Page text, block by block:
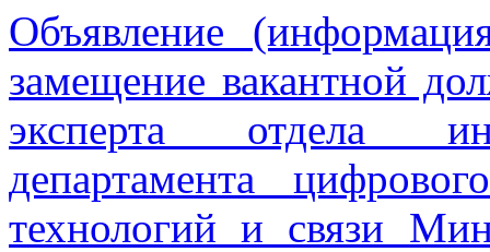
Объявление
замещение вакантной
эксперта отдела
департамента
технологий и связи